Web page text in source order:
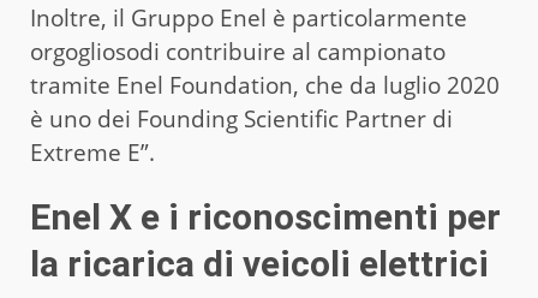
Inoltre, il Gruppo Enel è particolarmente
orgogliosodi contribuire al campionato
tramite Enel Foundation, che da luglio 2020
è uno dei Founding Scientific Partner di
Extreme E”.
Enel X e i riconoscimenti per
la ricarica di veicoli elettrici